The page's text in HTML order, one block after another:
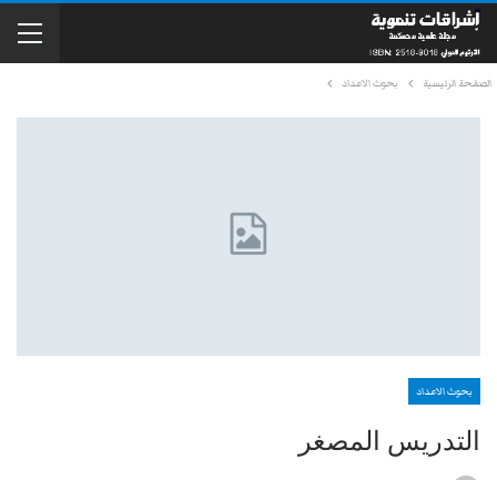
الصفحة الرئيسية بحوث الاعداد
بحوث الاعداد
التدريس المصغر